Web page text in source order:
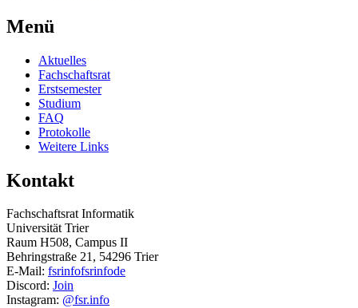
Menü
Aktuelles
Fachschaftsrat
Erstsemester
Studium
FAQ
Protokolle
Weitere Links
Kontakt
Fachschaftsrat Informatik
Universität Trier
Raum H508, Campus II
Behringstraße 21, 54296 Trier
E-Mail: fsrinfofsrinfode
Discord: Join
Instagram: @fsr.info